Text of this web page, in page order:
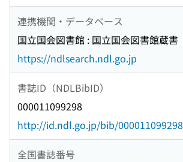
連携機関・データベース
国立国会図書館 : 国立国会図書館蔵書
https://ndlsearch.ndl.go.jp
書誌ID（NDLBibID）
000011099298
http://id.ndl.go.jp/bib/000011099298
全国書誌番号